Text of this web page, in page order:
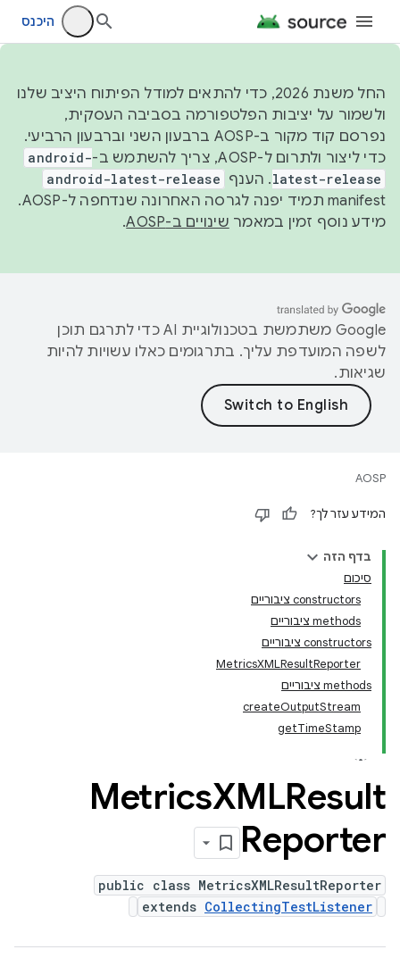
היכנס
החל משנת 2026, כדי להתאים למודל הפיתוח היציב שלנו
ולשמור על יציבות הפלטפורמה בסביבה העסקית,
נפרסם קוד מקור ב-AOSP ברבעון השני וברבעון הרביעי.
כדי ליצור ולתרום ל-AOSP, צריך להשתמש ב-
android-
latest-release. הענף android-latest-release
manifest תמיד יפנה לגרסה האחרונה שנדחפה ל-AOSP.
מידע נוסף זמין במאמר שינויים ב-AOSP .
‫Google משתמשת בטכנולוגיית AI כדי לתרגם תוכן
לשפה המועדפת עליך. בתרגומים כאלו עשויות להיות
שגיאות.
AOSP
המידע עזר לך?
בדף הזה
סיכום
‫constructors ציבוריים
‫methods ציבוריים
‫constructors ציבוריים
MetricsXMLResultReporter
‫methods ציבוריים
createOutputStream
getTimeStamp
MetricsXMLResult
Reporter
public class MetricsXMLResultReporter
extends CollectingTestListener